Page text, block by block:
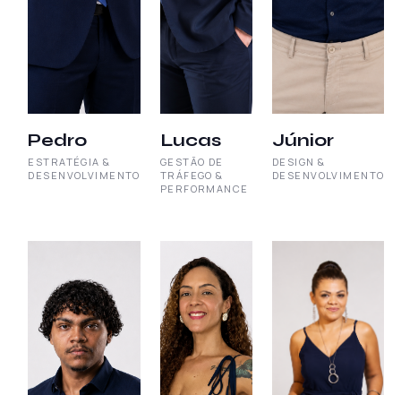
Pedro
ESTRATÉGIA &
DESENVOLVIMENTO
Lucas
GESTÃO DE
TRÁFEGO &
PERFORMANCE
Júnior
DESIGN &
DESENVOLVIMENTO